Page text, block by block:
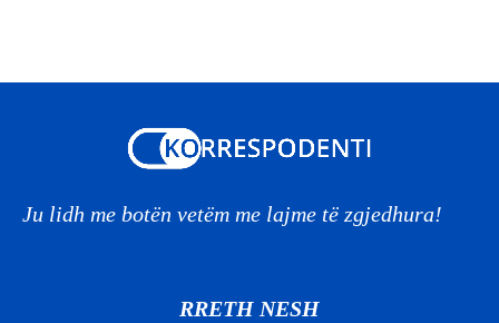
Ju lidh me botën vetëm me lajme të zgjedhura!
RRETH NESH